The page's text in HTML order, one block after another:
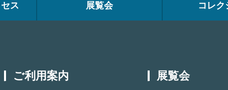
ス 展覧会 コレク
ご利用案内 展覧会